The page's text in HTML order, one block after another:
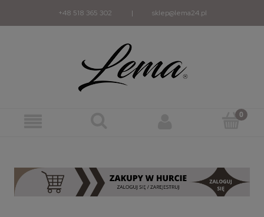
+48 518 365 302 | sklep@lema24.pl